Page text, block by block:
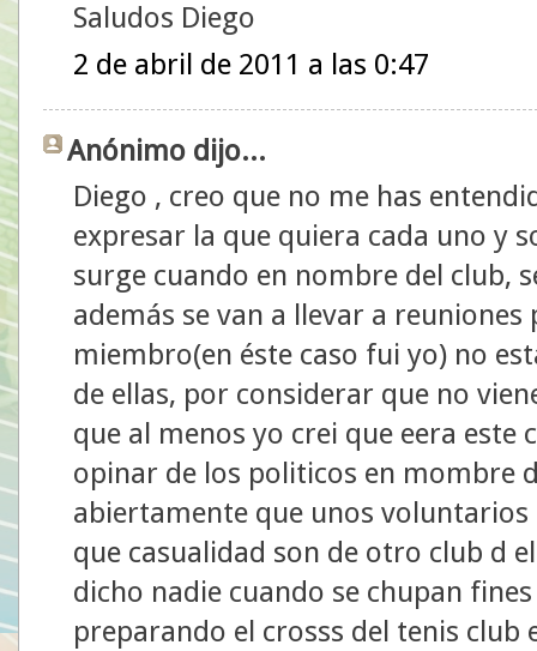
Saludos Diego
2 de abril de 2011 a las 0:47
Anónimo dijo...
Diego , creo que no me has
expresar la que quiera cada uno y
surge cuando en nombre del club,
además se van a llevar a
miembro(en éste caso fui yo) no
de ellas, por considerar que no
que al menos yo crei que eera
opinar de los politicos en mombre
abiertamente que unos
que casualidad son de otro club d
dicho nadie cuando se chupan
preparando el crosss del tenis